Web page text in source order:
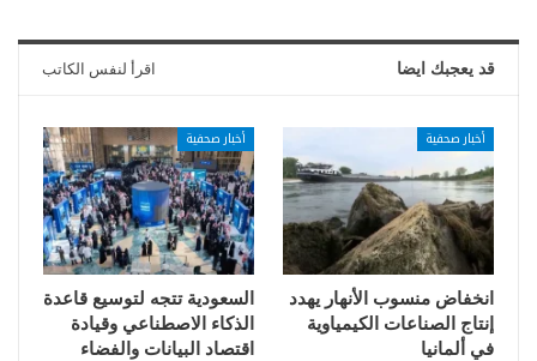
قد يعجبك ايضا اقرأ لنفس الكاتب
أخبار صحفية
انخفاض منسوب الأنهار يهدد
إنتاج الصناعات الكيمياوية
في ألمانيا
أخبار صحفية
السعودية تتجه لتوسيع قاعدة
الذكاء الاصطناعي وقيادة
اقتصاد البيانات والفضاء